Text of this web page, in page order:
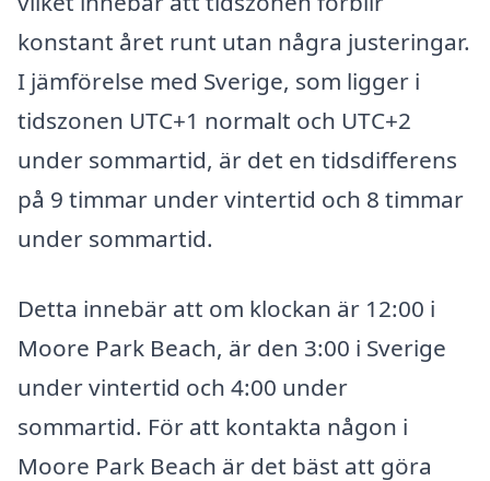
konstant året runt utan några justeringar.
I jämförelse med Sverige, som ligger i
tidszonen UTC+1 normalt och UTC+2
under sommartid, är det en tidsdifferens
på 9 timmar under vintertid och 8 timmar
under sommartid.
Detta innebär att om klockan är 12:00 i
Moore Park Beach, är den 3:00 i Sverige
under vintertid och 4:00 under
sommartid. För att kontakta någon i
Moore Park Beach är det bäst att göra